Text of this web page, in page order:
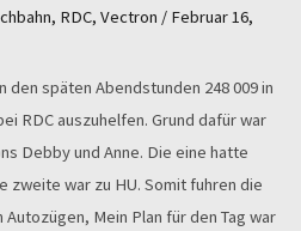
, RDC, Vectron / Februar 16,
den späten Abendstunden 248 009 in
RDC auszuhelfen. Grund dafür war
Debby und Anne. Die eine hatte
zweite war zu HU. Somit fuhren die
Mein Plan für den Tag war